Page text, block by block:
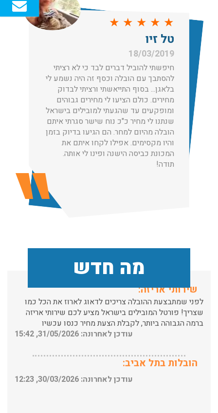
★
★
★
★
★
טל זיו
18/03/2019
חיפשתי להוביל דברים לבד כי לא רציתי
להסתבך עם הובלה וכסף זה היה נשמע לי
בלאגן... בסוף התייאשתי ורציתי לבדוק
מחירים. כולם הציעו לי מחירים גבוהים
ומופקעים עד שהגעתי למובילים בישראל
שנתנו לי מחיר כ"כ נוח שישר סגרתי איתם
הובלה מהיום למחר. הם הגיעו בדיוק בזמן
והיו מקסימים. אפילו לקחו איתם את
המכונת כביסה הישנה ופינו לי אותה.
תודה!
מה חדש
ברמה הגבוהה ביותר, לקבלת הצעת מחיר כנסו עכשיו
עודכן לאחרונה: 31/05/2026, 15:42
הובלות בתל אביב:
עודכן לאחרונה: 30/03/2026, 12:23
הובלות מנוף בגבעת שמואל:
שירותי הובלה עם מנוף בגבעת שמואל לכל סוגי ההובלות
החל מהובלת תכולת דירה שלמה עם מנוף ועד פריט בודד.
עודכן לאחרונה: 24/02/2026, 10:42
העברת פריטים כבדים עם מנוף בפרדס חנה ואפשרות הובלת
שירותי אריזה:
שצריך! פורטל המובילים בישראל מציע לכם שירותי אריזה
ברמה הגבוהה ביותר, לקבלת הצעת מחיר כנסו עכשיו
עודכן לאחרונה: 31/05/2026, 15:42
עודכן לאחרונה: 30/03/2026, 12:23